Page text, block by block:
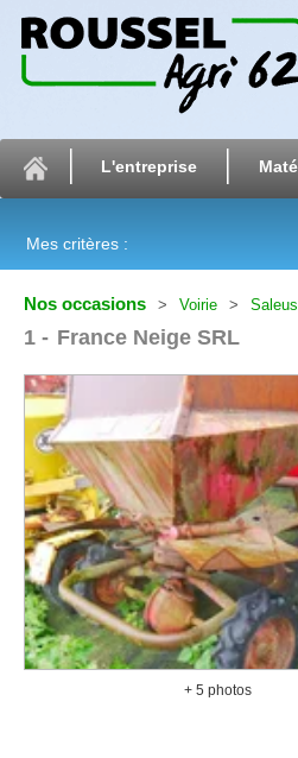
L'entreprise
Mes critères :
Nos occasions Voirie
1 France Neige SRL
+ 5 photos